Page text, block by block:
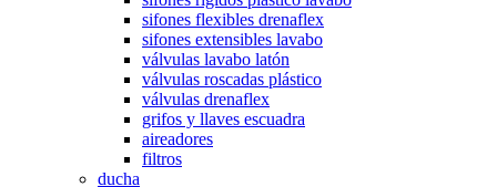
sifones flexibles drenaflex
sifones extensibles lavabo
válvulas lavabo latón
válvulas roscadas plástico
válvulas drenaflex
grifos y llaves escuadra
aireadores
filtros
ducha